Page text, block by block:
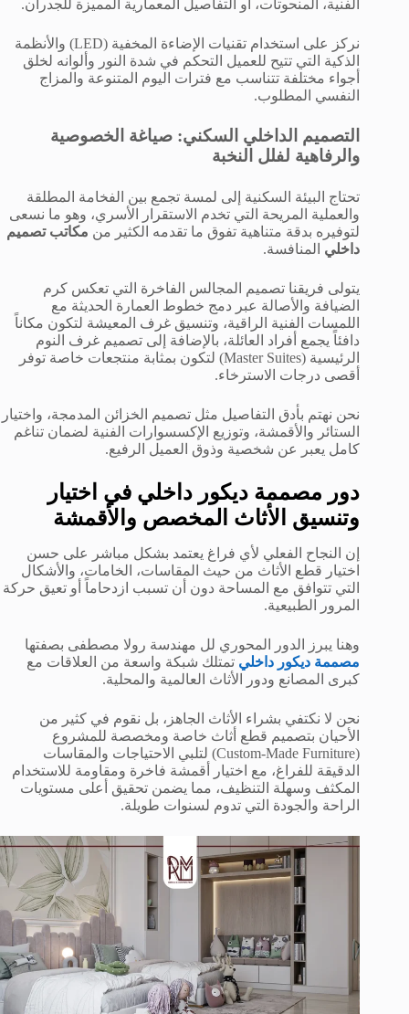
الفنية، المنحوتات، أو التفاصيل المعمارية المميزة للجدران.
نركز على استخدام تقنيات الإضاءة المخفية (LED) والأنظمة
الذكية التي تتيح للعميل التحكم في شدة النور وألوانه لخلق
أجواء مختلفة تتناسب مع فترات اليوم المتنوعة والمزاج
النفسي المطلوب.
التصميم الداخلي السكني: صياغة الخصوصية
والرفاهية لفلل النخبة
تحتاج البيئة السكنية إلى لمسة تجمع بين الفخامة المطلقة
والعملية المريحة التي تخدم الاستقرار الأسري، وهو ما نسعى
لتوفيره بدقة متناهية تفوق ما تقدمه الكثير من مكاتب تصميم
داخلي المنافسة.
يتولى فريقنا تصميم المجالس الفاخرة التي تعكس كرم
الضيافة والأصالة عبر دمج خطوط العمارة الحديثة مع
اللمسات الفنية الراقية، وتنسيق غرف المعيشة لتكون مكاناً
دافئاً يجمع أفراد العائلة، بالإضافة إلى تصميم غرف النوم
الرئيسية (Master Suites) لتكون بمثابة منتجعات خاصة توفر
أقصى درجات الاسترخاء.
نحن نهتم بأدق التفاصيل مثل تصميم الخزائن المدمجة، واختيار
الستائر والأقمشة، وتوزيع الإكسسوارات الفنية لضمان تناغم
كامل يعبر عن شخصية وذوق العميل الرفيع.
دور مصممة ديكور داخلي في اختيار
وتنسيق الأثاث المخصص والأقمشة
إن النجاح الفعلي لأي فراغ يعتمد بشكل مباشر على حسن
اختيار قطع الأثاث من حيث المقاسات، الخامات، والأشكال
التي تتوافق مع المساحة دون أن تسبب ازدحاماً أو تعيق حركة
المرور الطبيعية.
وهنا يبرز الدور المحوري لل مهندسة رولا مصطفى بصفتها
مصممة ديكور داخلي تمتلك شبكة واسعة من العلاقات مع
كبرى المصانع ودور الأثاث العالمية والمحلية.
نحن لا نكتفي بشراء الأثاث الجاهز، بل نقوم في كثير من
الأحيان بتصميم قطع أثاث خاصة ومخصصة للمشروع
(Custom-Made Furniture) لتلبي الاحتياجات والمقاسات
الدقيقة للفراغ، مع اختيار أقمشة فاخرة ومقاومة للاستخدام
المكثف وسهلة التنظيف، مما يضمن تحقيق أعلى مستويات
الراحة والجودة التي تدوم لسنوات طويلة.